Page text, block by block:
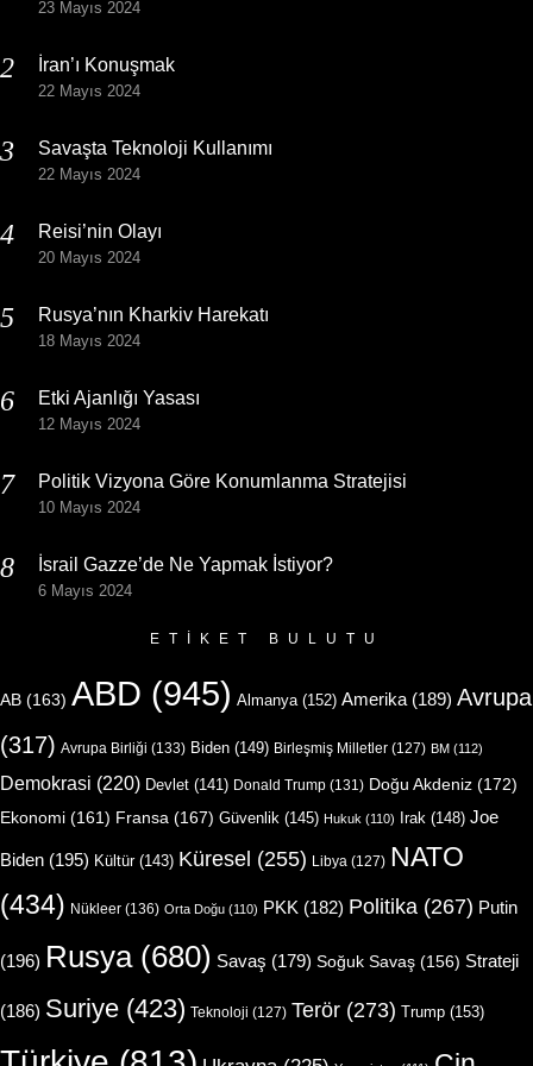
23 Mayıs 2024
İran’ı Konuşmak
22 Mayıs 2024
Savaşta Teknoloji Kullanımı
22 Mayıs 2024
Reisi’nin Olayı
20 Mayıs 2024
Rusya’nın Kharkiv Harekatı
18 Mayıs 2024
Etki Ajanlığı Yasası
12 Mayıs 2024
Politik Vizyona Göre Konumlanma Stratejisi
10 Mayıs 2024
İsrail Gazze’de Ne Yapmak İstiyor?
6 Mayıs 2024
ETIKET BULUTU
AB (163) ABD (945) Almanya (152) Amerika (189) Avrupa
(317) Avrupa Birliği (133) Biden (149) Birleşmiş Milletler (127) BM (112)
Demokrasi (220) Devlet (141) Donald Trump (131) Doğu Akdeniz (172)
Ekonomi (161) Fransa (167) Güvenlik (145) Hukuk (110) Irak (148) Joe
Biden (195) Kültür(143) Küresel (255) Libya (127) NATO
(434) Nükleer (136) Orta Doğu (110) PKK (182) Politika (267) Putin
(196) Rusya(680) Savaş (179) Soğuk Savaş (156) Strateji
(186) Suriye (423) Teknoloji (127) Terör (273) Trump (153)